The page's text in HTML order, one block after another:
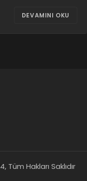
DEVAMINI OKU
Hakları Saklıdır